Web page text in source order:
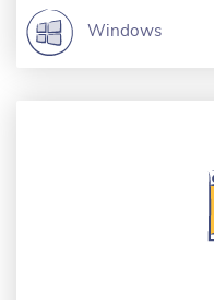
Windows